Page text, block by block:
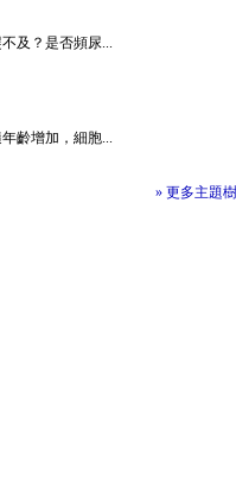
及？是否頻尿...
齡增加，細胞...
» 更多主題樹